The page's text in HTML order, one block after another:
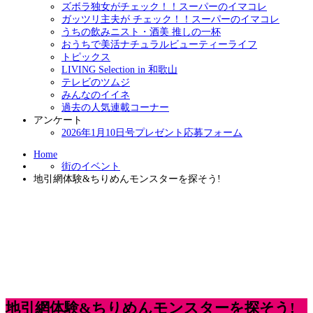
ズボラ独女がチェック！！スーパーのイマコレ
ガッツリ主夫が チェック！！スーパーのイマコレ
うちの飲みニスト・酒美 推しの一杯
おうちで美活ナチュラルビューティーライフ
トピックス
LIVING Selection in 和歌山
テレビのツムジ
みんなのイイネ
過去の人気連載コーナー
アンケート
2026年1月10日号プレゼント応募フォーム
Home
街のイベント
地引網体験&ちりめんモンスターを探そう!
地引網体験&ちりめんモンスターを探そう!